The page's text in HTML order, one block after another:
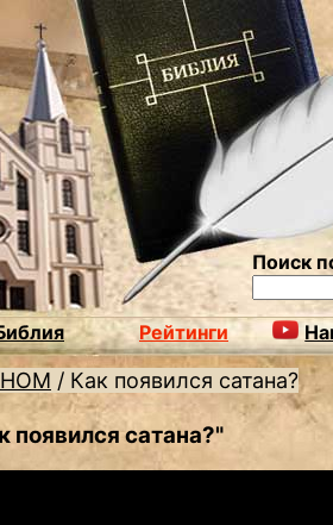
Поиск
Рейтинги
/ Как появился сатана?
сатана?"